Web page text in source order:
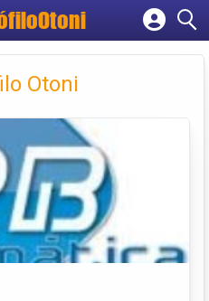
empresa
conta
Otoni